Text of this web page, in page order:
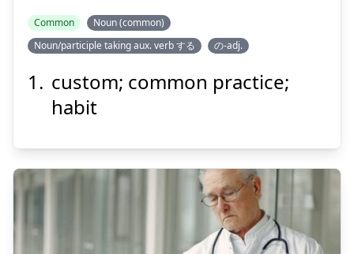
常
習
Show answer
Common
Noun (common)
Noun/participle taking aux. verb する
の-adj.
custom; common practice;
habit